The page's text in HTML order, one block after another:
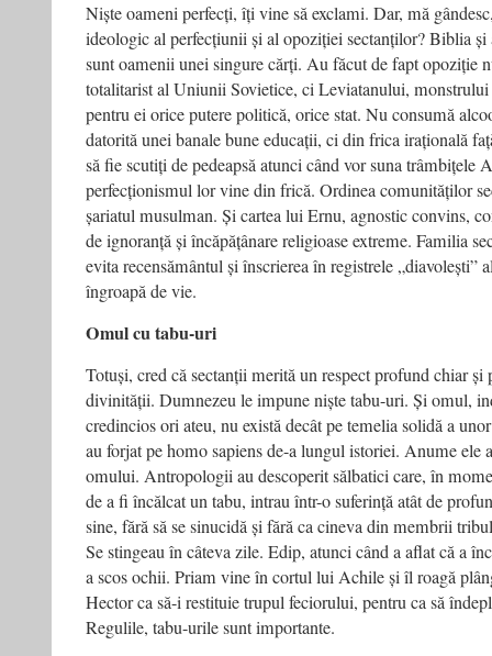
Niște oameni perfecți, îți vine să exclami. Dar, mă
ideologic al perfecțiunii și al opoziției sectanților? Biblia și
sunt oamenii unei singure cărți. Au făcut de fapt opoziție
totalitarist al Uniunii Sovietice, ci Leviatanului, monstrului
pentru ei orice putere politică, orice stat. Nu consumă
datorită unei banale bune educații, ci din frica irațională
să fie scutiți de pedeapsă atunci când vor suna trâmbițele
perfecționismul lor vine din frică. Ordinea comunităților
șariatul musulman. Și cartea lui Ernu, agnostic convins,
de ignoranță și încăpățânare religioase extreme. Familia
evita recensământul și înscrierea în registrele „diavolești”
îngroapă de vie.
Omul cu tabu-uri
Totuși, cred că sectanții merită un respect profund chiar și
divinității. Dumnezeu le impune niște tabu-uri. Și omul,
credincios ori ateu, nu există decât pe temelia solidă a
au forjat pe homo sapiens de-a lungul istoriei. Anume ele
omului. Antropologii au descoperit sălbatici care, în
de a fi încălcat un tabu, intrau într-o suferință atât de
sine, fără să se sinucidă și fără ca cineva din membrii
Se stingeau în câteva zile. Edip, atunci când a aflat că a
a scos ochii. Priam vine în cortul lui Achile și îl roagă
Hector ca să-i restituie trupul feciorului, pentru ca să
Regulile, tabu-urile sunt importante.